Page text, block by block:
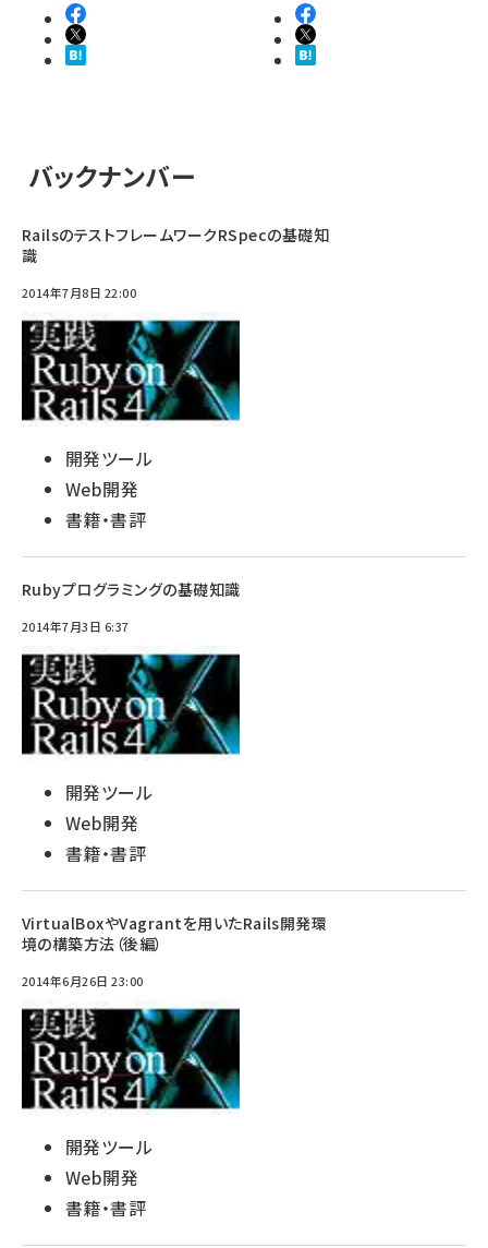
バックナンバー
RailsのテストフレームワークRSpecの基礎知
識
2014年7月8日 22:00
開発ツール
Web開発
書籍・書評
Rubyプログラミングの基礎知識
2014年7月3日 6:37
開発ツール
Web開発
書籍・書評
VirtualBoxやVagrantを用いたRails開発環
境の構築方法（後編）
2014年6月26日 23:00
開発ツール
Web開発
書籍・書評